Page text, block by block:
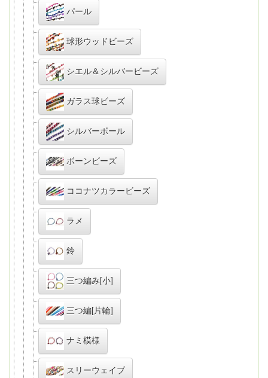
パール
球形ウッドビーズ
シエル＆シルバービーズ
ガラス球ビーズ
シルバーボール
ボーンビーズ
ココナツカラービーズ
ラメ
鈴
三つ編み[小]
三つ編[片輪]
ナミ模様
スリーウェイブ